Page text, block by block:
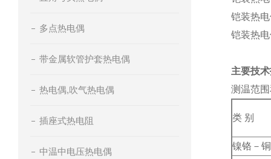
多点热电偶
带金属软管护套热电偶
热电偶,吹气热电偶
插座式热电阻
中温中电压热电偶
铠装热
铠装热
主要技
测温范
类 别
镍铬－